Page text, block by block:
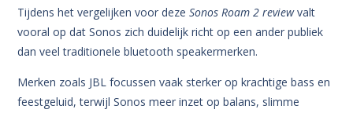
Tijdens het vergelijken voor dezeSonos Roam 2 reviewvalt
vooral op dat Sonos zich duidelijk richt op een ander publiek
dan veel traditionele bluetooth speakermerken.
Merken zoals JBL focussen vaak sterker op krachtige bass en
feestgeluid, terwijl Sonos meer inzet op balans, slimme